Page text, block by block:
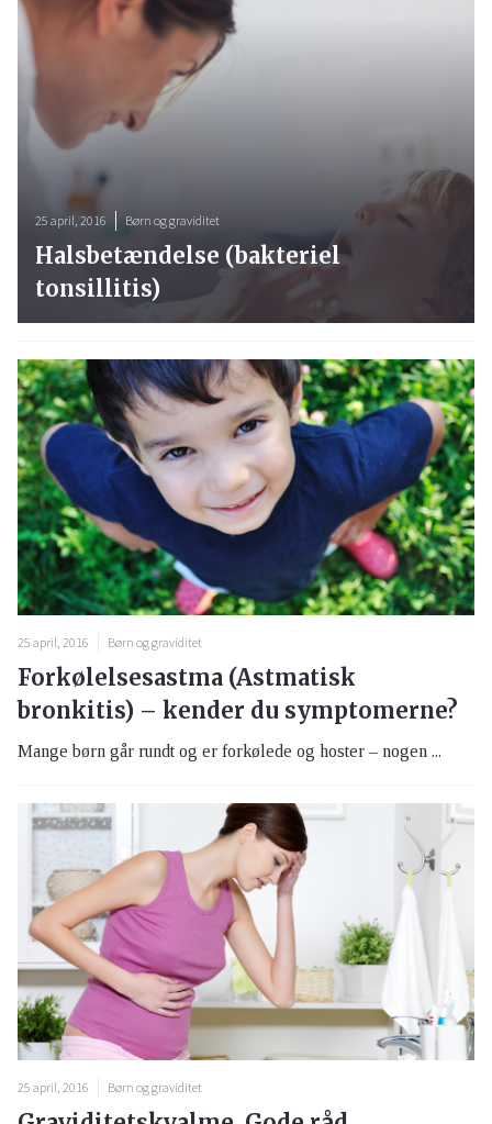
25 april, 2016 Børn og graviditet
Forkølelsesastma (Astmatisk
bronkitis) – kender du symptomerne?
Mange børn går rundt og er forkølede og hoster – nogen ...
25 april, 2016 Børn og graviditet
25 april, 2016 Børn og graviditet
Halsbetændelse (bakteriel
tonsillitis)